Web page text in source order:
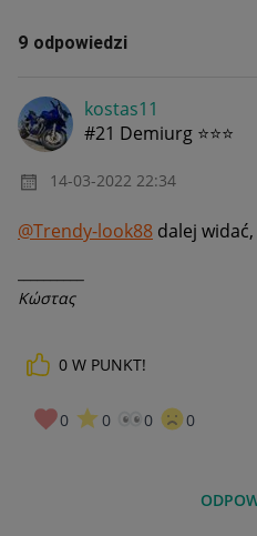
9 odpowiedzi
kostas11
#21 Demiurg ⭐⭐⭐
‎14-03-2022 22:34
@Trendy-look88 dalej
Κώστας
0 W PUNKT!
0 0 0 0